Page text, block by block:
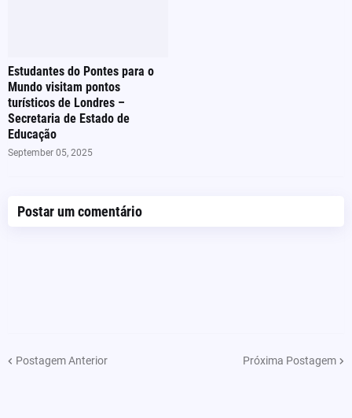
Estudantes do Pontes para o
Mundo visitam pontos
turísticos de Londres –
Secretaria de Estado de
Educação
September 05, 2025
Postar um comentário
Postagem Anterior Próxima Postagem